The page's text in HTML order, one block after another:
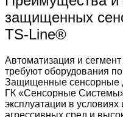
защищенных
TS-Line®
Автоматизация и
требуют оборудования
Защищенные сенсорные
ГК «Сенсорные
эксплуатации в условиях